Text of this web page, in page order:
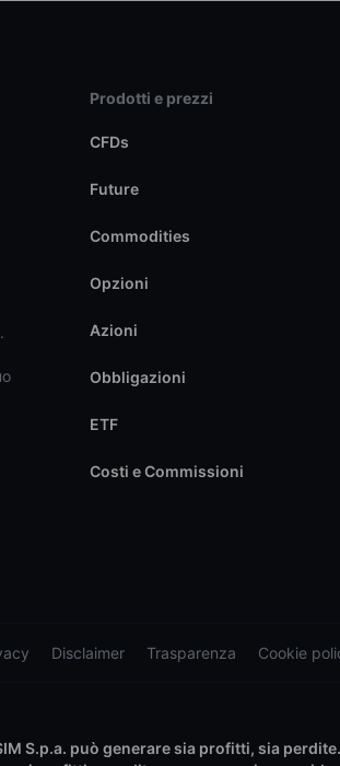
.
Prodotti e prezzi
CFDs
Future
Commodities
Opzioni
Azioni
Obbligazioni
ETF
Costi e Commissioni
Disclaimer Trasparenza Cookie
S.p.a. può generare sia profitti, sia